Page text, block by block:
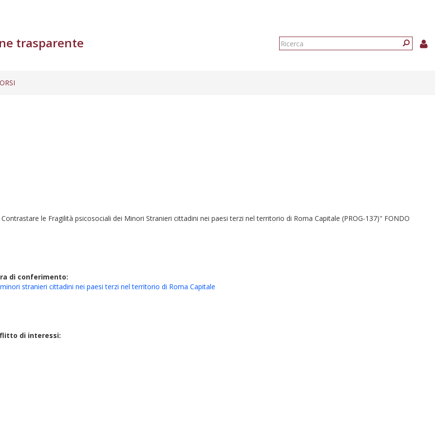
trasparente
Form
le Fragilità psicosociali dei Minori Stranieri cittadini nei paesi terzi nel territorio di Roma Capitale (PROG-137)" FONDO
di conferimento:
stranieri cittadini nei paesi terzi nel territorio di Roma Capitale
di interessi: